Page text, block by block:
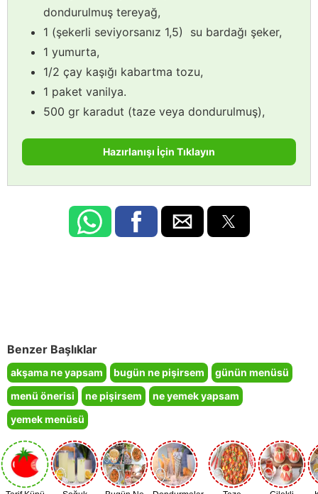
dondurulmuş tereyağ,
1 (şekerli seviyorsanız 1,5) su bardağı şeker,
1 yumurta,
1/2 çay kaşığı kabartma tozu,
1 paket vanilya.
500 gr karadut (taze veya dondurulmuş),
Hazırlanışı İçin Tıklayın
Benzer Başlıklar
akşama ne yapsam bugün ne pişirsem
günün menüsü
menü önerisi
ne pişirsem
ne yemek yapsam
yemek menüsü